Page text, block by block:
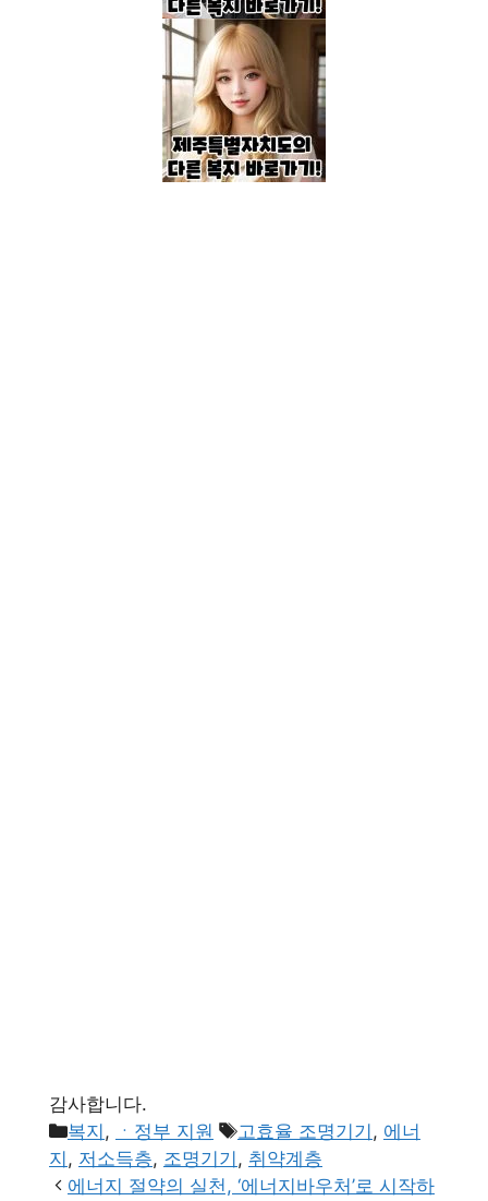
감사합니다.
카
테
고
복지 , ㆍ정부 지원
태
그
고효율 조명기기 , 에너
지 , 저소득층, 조명기기 , 취약계층
에너지 절약의 실천, ‘에너지바우처’로 시작하